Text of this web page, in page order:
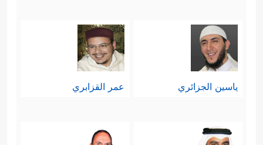
ياسين الجزائري عمر القزابري